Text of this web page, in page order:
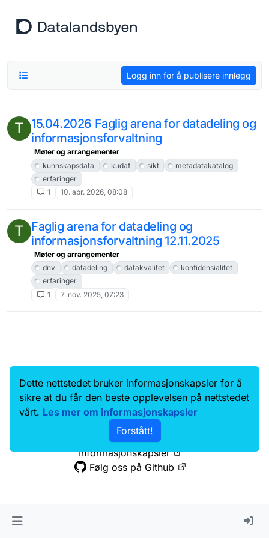
Logg inn for å publisere innlegg
T 15.04.2026 Faglig arena for datadeling og
informasjonsforvaltning
Møter og arrangementer
kunnskapsdata
kudaf sikt
metadatakatalog
erfaringer
1
10. apr. 2026, 08:08
T Faglig arena for datadeling og
informasjonsforvaltning 12.11.2025
Møter og arrangementer
dnv
datadeling datakvalitet
konfidensialitet
erfaringer
1
7. nov. 2025, 07:23
Data.norge.no
Kontakt oss
Samtykke og brukervilkår
Tilgjengelighetserklæring
Personvernerklæring
Informasjonskapsler
Følg oss på Github
Dette nettstedet bruker informasjonskapsler for å
sikre at du får den beste opplevelsen på nettstedet
vårt. Les mer om informasjonskapsler
Forstått!